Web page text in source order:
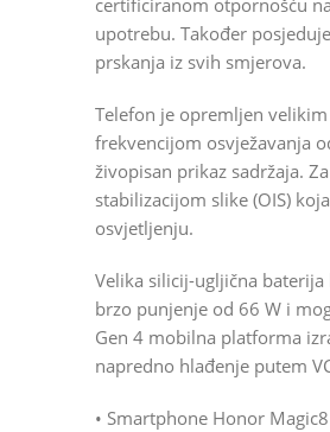
certificiranom otpornošću
upotrebu. Također
prskanja iz svih smjerova.
Telefon je opremljen
frekvencijom osvježavanja
živopisan prikaz sadržaja.
stabilizacijom slike (OIS)
osvjetljenju.
Velika silicij-ugljična
brzo punjenje od 66 W i
Gen 4 mobilna platforma
napredno hlađenje putem
• Smartphone Honor